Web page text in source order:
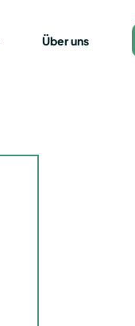
Über uns